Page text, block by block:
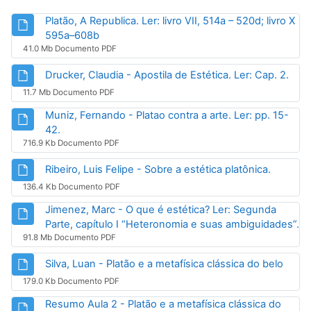
Platão, A Republica. Ler: livro VII, 514a – 520d; livro X
595a–608bArquivo
41.0 Mb Documento PDF
Drucker, Claudia - Apostila de Estética. Ler: Cap. 2.
11.7 Mb Documento PDF
Muniz, Fernando - Platao contra a arte. Ler: pp. 15-
42.
716.9 Kb Documento PDF
Ribeiro, Luis Felipe - Sobre a estética platônica.
136.4 Kb Documento PDF
Jimenez, Marc - O que é estética? Ler: Segunda
Parte, capítulo I “Heteronomia e suas ambiguidades”.
91.8 Mb Documento PDF
Silva, Luan - Platão e a metafísica clássica do belo
179.0 Kb Documento PDF
Resumo Aula 2 - Platão e a metafísica clássica do